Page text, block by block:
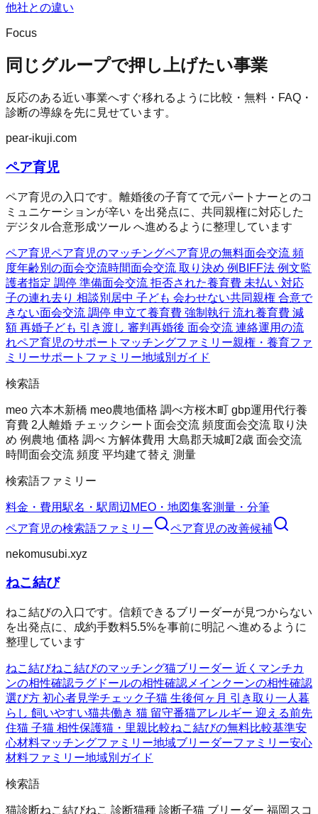
他社との違い
Focus
同じグループで押し上げたい事業
反応のある近い事業へすぐ移れるように比較・無料・FAQ・
診断の導線を先に見せています。
pear-ikuji.com
ペア育児
ペア育児の入口です。離婚後の子育てで元パートナーとのコ
ミュニケーションが辛い を出発点に、共同親権に対応した
デジタル合意形成ツール へ進めるように整理しています
ペア育児ペア育児のマッチングペア育児の無料面会交流 頻
度年齢別の面会交流時間面会交流 取り決め 例 BIFF法 例文監
護者指定 調停 準備面会交流 拒否された養育費 未払い 対応
子の連れ去り 相談別居中 子ども 会わせない共同親権 合意で
きない面会交流 調停 申立て養育費 強制執行 流れ養育費 減
額 再婚子ども 引き渡し 審判 再婚後 面会交流 連絡運用の流
れペア育児のサポート マッチングファミリー親権・養育ファ
ミリーサポートファミリー地域別ガイド
検索語
meo 六本木新橋 meo農地価格 調べ方桜木町 gbp運用代行養
育費 2人 離婚 チェックシート 面会交流 頻度面会交流 取り決
め 例 農地 価格 調べ 方解体費用 大島郡天城町2歳 面会交流
時間面会交流 頻度 平均建て替え 測量
検索語ファミリー
料金・費用駅名・駅周辺 MEO・地図集客測量・分筆
ペア育児の検索語ファミリー ペア育児の改善候補
nekomusubi.xyz
ねこ結び
ねこ結びの入口です。信頼できるブリーダーが見つからない
を出発点に、成約手数料5.5%を事前に明記 へ進めるように
整理しています
ねこ結びねこ結びのマッチング猫ブリーダー 近く マンチカ
ンの相性確認ラグドールの相性確認 メインクーンの相性確認
選び方 初心者見学チェック子猫 生後何ヶ月 引き取り 一人暮
らし 飼いやすい猫共働き 猫 留守番猫アレルギー 迎える前先
住猫 子猫 相性保護猫・里親比較ねこ結びの無料比較基準安
心材料マッチングファミリー地域ブリーダーファミリー安心
材料ファミリー地域別ガイド
検索語
猫診断ねこ結びねこ 診断猫種 診断子猫 ブリーダー 福岡 スコ